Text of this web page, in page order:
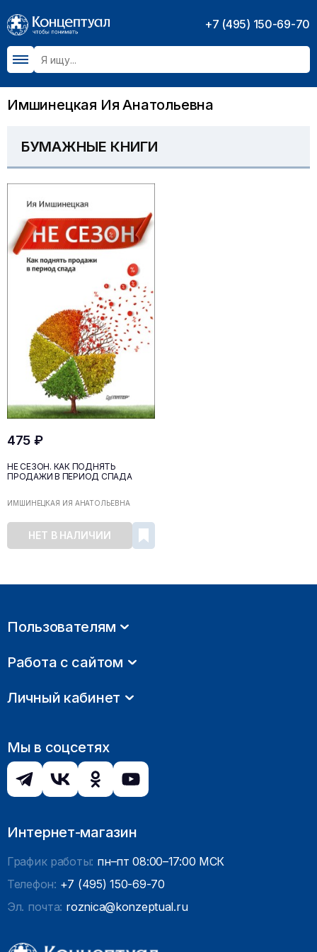
+7 (495) 150-69-70
Имшинецкая Ия Анатольевна
БУМАЖНЫЕ КНИГИ
475 ₽
НЕ СЕЗОН. КАК ПОДНЯТЬ
ПРОДАЖИ В ПЕРИОД СПАДА
ИМШИНЕЦКАЯ ИЯ АНАТОЛЬЕВНА
НЕТ В НАЛИЧИИ
Пользователям
Работа с сайтом
Личный кабинет
Мы в соцсетях
Интернет-магазин
График работы: пн–пт 08:00–17:00 МСК
Телефон: +7 (495) 150-69-70
Эл. почта: roznica@konzeptual.ru